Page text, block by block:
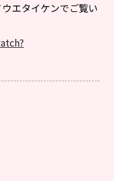
エタイケンでご覧い